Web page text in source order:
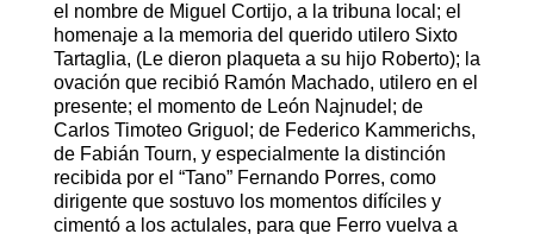
el nombre de Miguel Cortijo, a la tribuna local; el
homenaje a la memoria del querido utilero Sixto
Tartaglia, (Le dieron plaqueta a su hijo Roberto); la
ovación que recibió Ramón Machado, utilero en el
presente; el momento de León Najnudel; de
Carlos Timoteo Griguol; de Federico Kammerichs,
de Fabián Tourn, y especialmente la distinción
recibida por el “Tano” Fernando Porres, como
dirigente que sostuvo los momentos difíciles y
cimentó a los actulales, para que Ferro vuelva a